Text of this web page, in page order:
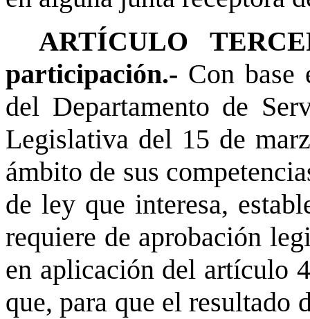
ARTÍCULO
participación.- Con base
del Departamento de
Legislativa del 15 de
ámbito de sus
de ley que interesa,
requiere de aprobación
en aplicación del artículo
que, para que el resultado